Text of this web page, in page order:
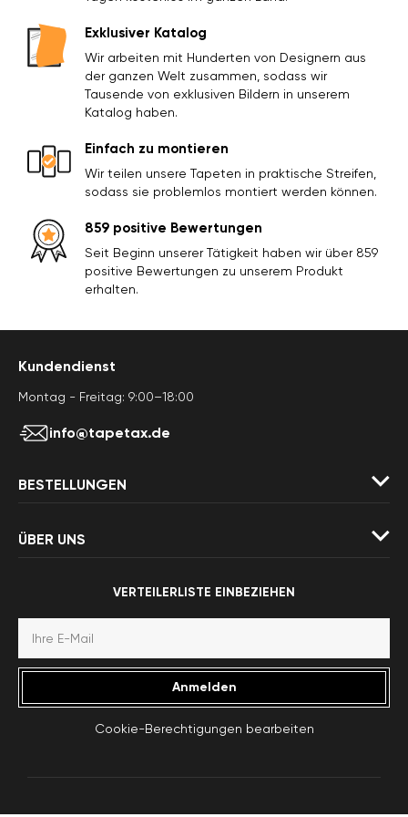
Exklusiver Katalog
Wir arbeiten mit Hunderten von Designern aus
der ganzen Welt zusammen, sodass wir
Tausende von exklusiven Bildern in unserem
Katalog haben.
Einfach zu montieren
Wir teilen unsere Tapeten in praktische Streifen,
sodass sie problemlos montiert werden können.
859 positive Bewertungen
Seit Beginn unserer Tätigkeit haben wir über 859
positive Bewertungen zu unserem Produkt
erhalten.
Kundendienst
Montag - Freitag: 9:00–18:00
info@tapetax.de
BESTELLUNGEN
ÜBER UNS
VERTEILERLISTE EINBEZIEHEN
Anmelden
Cookie-Berechtigungen bearbeiten